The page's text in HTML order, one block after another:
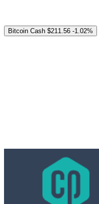
Bitcoin Cash $211.56 -1.02%